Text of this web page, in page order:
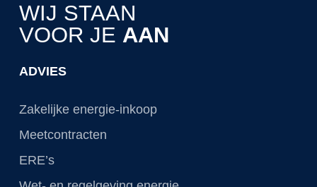
WIJ STAAN
VOOR JE AAN
ADVIES
Zakelijke energie-inkoop
Meetcontracten
ERE’s